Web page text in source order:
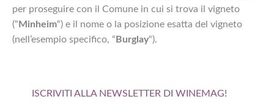
per proseguire con il Comune in cui si trova il vigneto
(“ Minheim“) e il nome o la posizione esatta del vigneto
(nell’esempio specifico, “ Burglay“).
ISCRIVITI ALLA NEWSLETTER DI WINEMAG!